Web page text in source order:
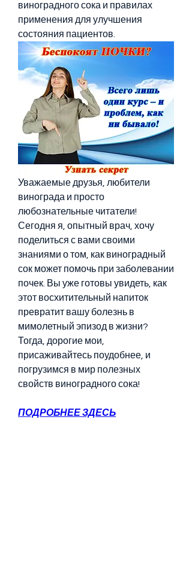
виноградного сока и правилах
применения для улучшения
состояния пациентов.
Уважаемые друзья, любители
винограда и просто
любознательные читатели!
Сегодня я, опытный врач, хочу
поделиться с вами своими
знаниями о том, как виноградный
сок может помочь при заболевании
почек. Вы уже готовы увидеть, как
этот восхитительный напиток
превратит вашу болезнь в
мимолетный эпизод в жизни?
Тогда, дорогие мои,
присаживайтесь поудобнее, и
погрузимся в мир полезных
свойств виноградного сока!
ПОДРОБНЕЕ ЗДЕСЬ